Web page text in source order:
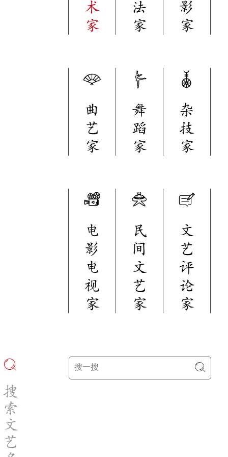
术
家
法
家
影
家
曲
艺
家
舞
蹈
家
杂
技
家
电
影
电
视
家
民
间
文
艺
家
文
艺
评
论
家
搜
索
文
艺